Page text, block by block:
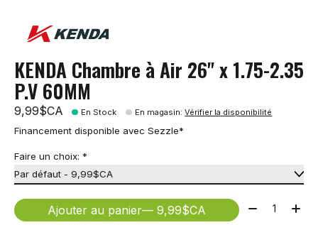
KENDA Chambre à Air 26" x 1.75-2.35
P.V 60MM
9,99$CA En Stock En magasin:Vérifier la disponibilité
Financement disponible avec Sezzle*
Faire un choix: *
Ajouter au panier — 9,99$CA Quantité: